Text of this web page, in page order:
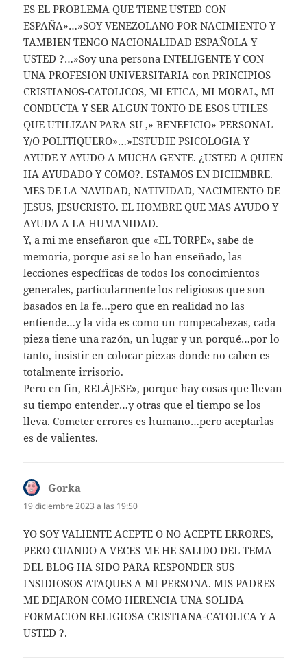
ES EL PROBLEMA QUE TIENE USTED CON
ESPAÑA»…»SOY VENEZOLANO POR NACIMIENTO Y
TAMBIEN TENGO NACIONALIDAD ESPAÑOLA Y
USTED ?…»Soy una persona INTELIGENTE Y CON
UNA PROFESION UNIVERSITARIA con PRINCIPIOS
CRISTIANOS-CATOLICOS, MI ETICA, MI MORAL, MI
CONDUCTA Y SER ALGUN TONTO DE ESOS UTILES
QUE UTILIZAN PARA SU ,» BENEFICIO» PERSONAL
Y/O POLITIQUERO»…»ESTUDIE PSICOLOGIA Y
AYUDE Y AYUDO A MUCHA GENTE. ¿USTED A QUIEN
HA AYUDADO Y COMO?. ESTAMOS EN DICIEMBRE.
MES DE LA NAVIDAD, NATIVIDAD, NACIMIENTO DE
JESUS, JESUCRISTO. EL HOMBRE QUE MAS AYUDO Y
AYUDA A LA HUMANIDAD.
Y, a mi me enseñaron que «EL TORPE», sabe de
memoria, porque así se lo han enseñado, las
lecciones específicas de todos los conocimientos
generales, particularmente los religiosos que son
basados en la fe…pero que en realidad no las
entiende…y la vida es como un rompecabezas, cada
pieza tiene una razón, un lugar y un porqué…por lo
tanto, insistir en colocar piezas donde no caben es
totalmente irrisorio.
Pero en fin, RELÁJESE», porque hay cosas que llevan
su tiempo entender…y otras que el tiempo se los
lleva. Cometer errores es humano…pero aceptarlas
es de valientes.
Gorka
19 diciembre 2023 a las 19:50
YO SOY VALIENTE ACEPTE O NO ACEPTE ERRORES,
PERO CUANDO A VECES ME HE SALIDO DEL TEMA
DEL BLOG HA SIDO PARA RESPONDER SUS
INSIDIOSOS ATAQUES A MI PERSONA. MIS PADRES
ME DEJARON COMO HERENCIA UNA SOLIDA
FORMACION RELIGIOSA CRISTIANA-CATOLICA Y A
USTED ?.